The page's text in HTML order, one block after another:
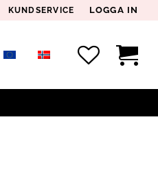
KUNDSERVICE LOGGA IN